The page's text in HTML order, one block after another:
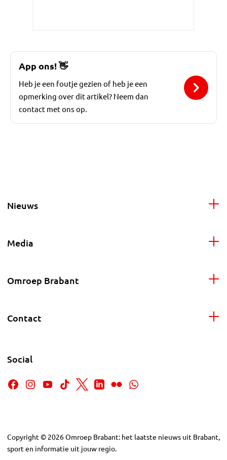
App ons!👋
Heb je een foutje gezien of heb je een
opmerking over dit artikel? Neem dan
contact met ons op.
Nieuws
Media
Omroep Brabant
Contact
Social
Copyright © 2026Omroep Brabant: het laatste nieuws uit Brabant,
sport en informatie uit jouw regio.